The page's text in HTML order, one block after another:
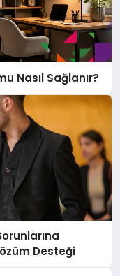
Nasıl Sağlanır?
Desteği